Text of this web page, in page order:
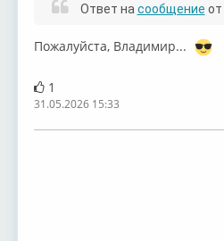
Ответ на сообщение от
⁣Пожалуйста, Владимир...
1
31.05.2026 15:33